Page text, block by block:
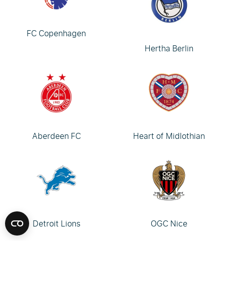
FC Copenhagen
Hertha Berlin
Aberdeen FC Heart of Midlothian
Detroit Lions OGC Nice